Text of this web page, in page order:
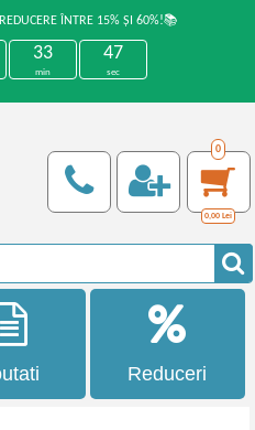
ÎNTRE 15% ȘI 60%!📚
33
min
47
sec
0
0,00 Lei
Reduceri